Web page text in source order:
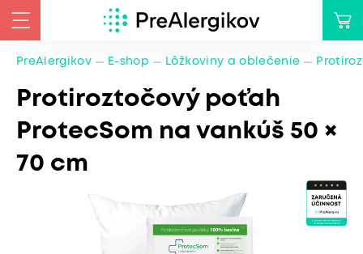
PreAlergikov E-shop Lôžkoviny a oblečenie
Protiroztočový poťah
ProtecSom na vankúš 50 ×
70 cm